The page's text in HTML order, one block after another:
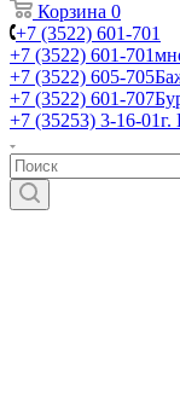
Корзина 0
+7 (3522) 601-701
+7 (3522) 601-701
+7 (3522) 605-705
+7 (3522) 601-707
+7 (35253) 3-16-01г.